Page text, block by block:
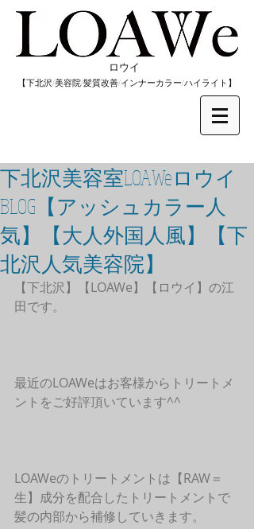
​ロウイ
​【下北沢/美容院/髪質改善/インナーカラー/​ハイライト】
下北沢美容室LOAWeロウイ
BLOG【アッシュカラー人
気】【大人外国人風】【下
北沢人気美容院】
【下北沢】【LOAWe】【ロウイ】の江
田です。
最近のLOAWeはお客様からトリートメ
ントをご好評頂いています^^
LOAWeのトリートメントは【RAW＝
生】成分を配合したトリートメントで
髪の内部から補修していきます。